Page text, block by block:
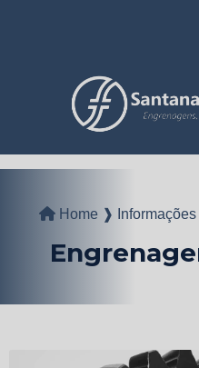
Home ❱